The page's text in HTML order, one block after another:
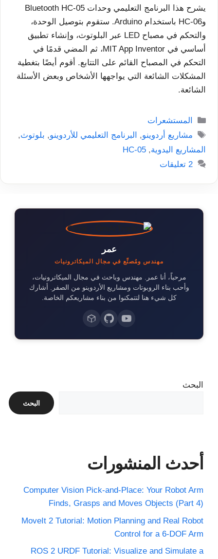
يشرح هذا البرنامج التعليمي وحدات Bluetooth HC-05
وHC-06 باستخدام Arduino. ستقوم بتوصيل الوحدة،
والتحكم في مصباح LED عبر البلوتوث، وإنشاء تطبيق
أساسي في MIT App Inventor، ثم المضي قدمًا في
التحكم في المصباح القائم على التتابع. أقوم أيضًا بتغطية
المشكلات الشائعة التي يواجهها الأشخاص وبعض الأسئلة
الشائعة.
التصنيفات
المستشعرات
الوسوم
مشاريع أردوينو, البرنامج التعليمي للأردوينو, بلوتوث,
المشاريع اليدوية,
HC-05
2 تعليقات
عمر
مهندس ومُصنِّع في مجال الميكاترونيات
مرحباً، أنا عمر. مهندس وباحث في مجال الميكاترونيات،
وأحب بناء الروبوتات ومشاريع الأردوينو من الصفر. أشارك
كل شيء هنا لتتمكنوا من بناء مشاريعكم الخاصة.
البحث
البحث
أحدث المنشورات
Computer Vision Pick-and-Place: Your Robot Arm
Finds, Grasps and Moves Objects (Part 4)
MoveIt 2 Tutorial: Motion Planning and Real Robot
Control for a 6-DOF Arm
ROS 2 URDF Tutorial: Visualize and Simulate a